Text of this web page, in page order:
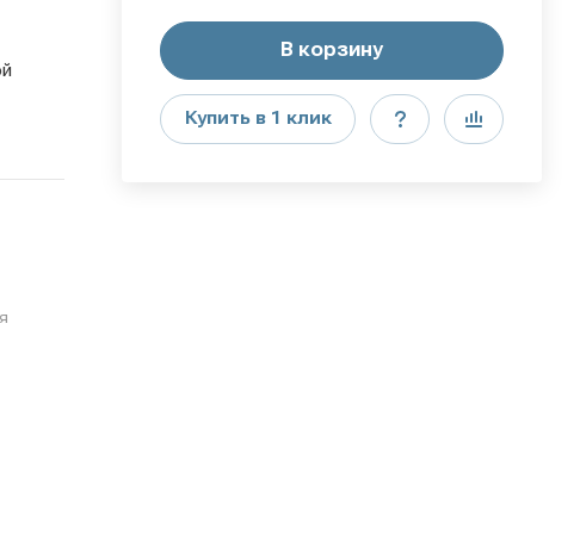
В корзину
Купить в 1 клик